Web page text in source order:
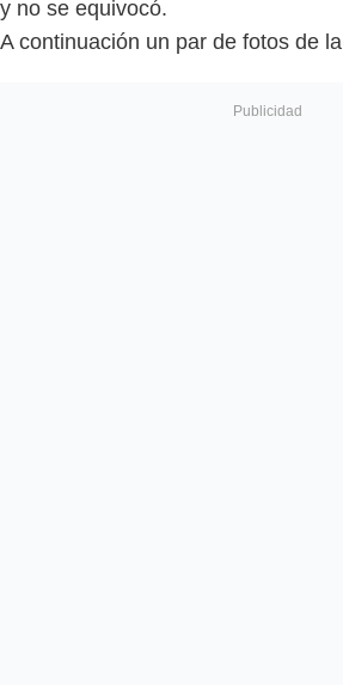
y no se equivocó.
A continuación un par de fotos de